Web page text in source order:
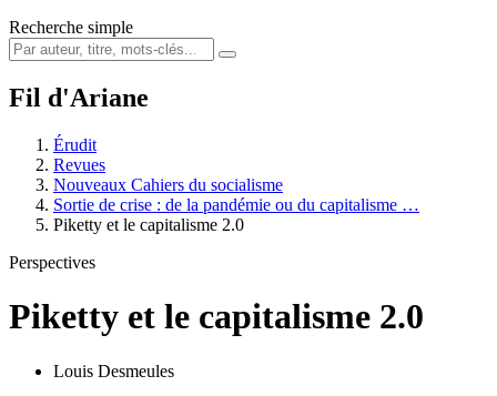
Recherche simple
Fil d'Ariane
Érudit
Revues
Nouveaux Cahiers du socialisme
Sortie de crise : de la pandémie ou du capitalisme …
Piketty et le capitalisme 2.0
Perspectives
Piketty et le capitalisme 2.0
Louis Desmeules